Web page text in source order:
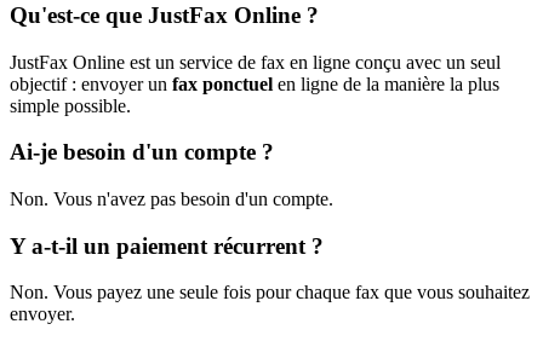
Qu'est-ce que JustFax Online ?
JustFax Online est un service de fax en ligne conçu avec un seul
objectif : envoyer un fax ponctuel en ligne de la manière la plus
simple possible.
Ai-je besoin d'un compte ?
Non. Vous n'avez pas besoin d'un compte.
Y a-t-il un paiement récurrent ?
Non. Vous payez une seule fois pour chaque fax que vous souhaitez
envoyer.